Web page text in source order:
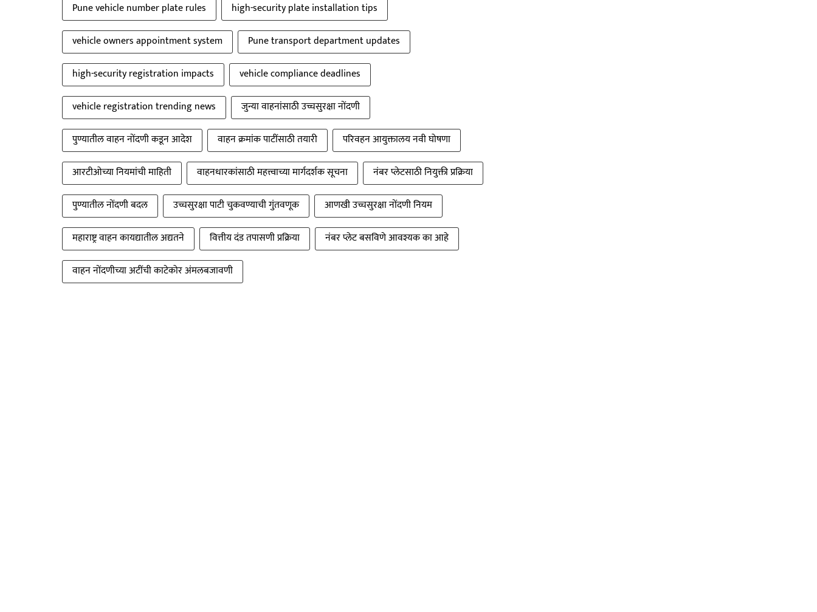
Pune vehicle number plate rules
high-security plate installation tips
vehicle owners appointment system
Pune transport department updates
high-security registration impacts
vehicle compliance deadlines
vehicle registration trending news
जुन्या वाहनांसाठी उच्चसुरक्षा नोंदणी
पुण्यातील वाहन नोंदणी कडून आदेश
वाहन क्रमांक पाटींसाठी तयारी
परिवहन आयुक्तालय नवी घोषणा
आरटीओच्या नियमांची माहिती
वाहनधारकांसाठी महत्त्वाच्या मार्गदर्शक सूचना
नंबर प्लेटसाठी नियुक्ती प्रक्रिया
पुण्यातील नोंदणी बदल
उच्चसुरक्षा पाटी चुकवण्याची गुंतवणूक
आणखी उच्चसुरक्षा नोंदणी नियम
महाराष्ट्र वाहन कायद्यातील अद्यतने
वित्तीय दंड तपासणी प्रक्रिया
नंबर प्लेट बसविणे आवश्यक का आहे
वाहन नोंदणीच्या अटींची काटेकोर अंमलबजावणी